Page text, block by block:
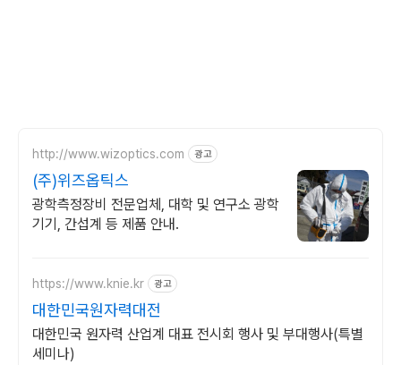
http://www.wizoptics.com 광고
(주)위즈옵틱스
광학측정장비 전문업체, 대학 및 연구소 광학
기기, 간섭계 등 제품 안내.
https://www.knie.kr 광고
대한민국원자력대전
대한민국 원자력 산업계 대표 전시회 행사 및 부대행사(특별
세미나)